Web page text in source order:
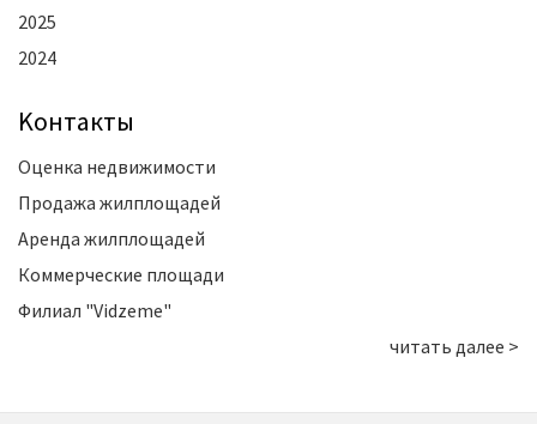
2025
2024
Kонтакты
Оценка недвижимости
Продажа жилплощадей
Аренда жилплощадей
Коммерческие площади
Филиал "Vidzeme"
читать далее >